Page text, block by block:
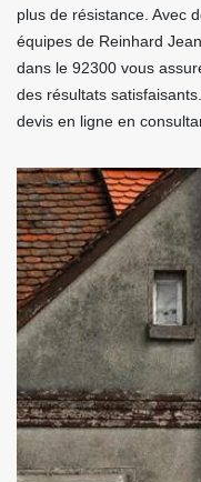
plus de résistance. Avec
équipes de Reinhard
dans le 92300 vous
des résultats
devis en ligne en